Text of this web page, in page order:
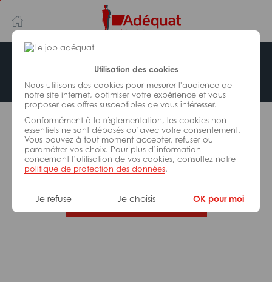
Utilisation des cookies
Nous utilisons des cookies pour mesurer l'audience de
notre site internet, optimiser votre expérience et vous
proposer des offres susceptibles de vous intéresser.
Conformément à la réglementation, les cookies non
essentiels ne sont déposés qu’avec votre consentement.
Vous pouvez à tout moment accepter, refuser ou
paramétrer vos choix. Pour plus d’information
concernant l’utilisation de vos cookies, consultez notre
politique de protection des données.
Je refuse Je choisis OK pour moi
au
contenu
principal
navigation
Offre indisponible
L’offre d’emploi que vous tentez de consulter n’est
plus disponible.
De nombreuses autres missions peuvent vous
correspondre, consultez toutes nos offres.
Trouvez votre job Adéquat !